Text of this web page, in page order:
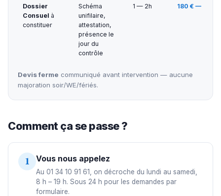
Dossier
Consuel à
constituer
Schéma
unifilaire,
attestation,
présence le
jour du
contrôle
1 — 2h 180 € — 350 €
Devis ferme communiqué avant intervention — aucune
majoration soir/WE/fériés.
Comment ça se passe ?
1 Vous nous appelez
Au 01 34 10 91 61, on décroche du lundi au samedi,
8 h – 19 h. Sous 24 h pour les demandes par
formulaire.